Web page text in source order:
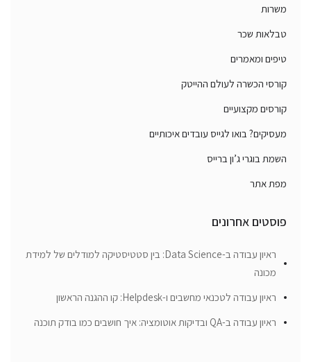
משרות
טבלאות שכר
טיפים ומאמרים
קורסי הכשרה לעולם ההייטק
קורסים מקצועיים
מעסיקים? בואו לגייס עובדים איכותיים
השמת בוגרי ג’ון ברייס
מפת אתר
פוסטים אחרונים
ראיון עבודה ב-Data Science: בין סטטיסטיקה למודלים של למידת
מכונה
ראיון עבודה לטכנאי מחשבים ו-Helpdesk: קו ההגנה הראשון
ראיון עבודה ב-QA ובדיקות אוטומציה: איך חושבים כמו בודק תוכנה